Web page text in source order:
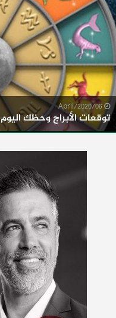
توقعات الأبراج وحظك اليوم